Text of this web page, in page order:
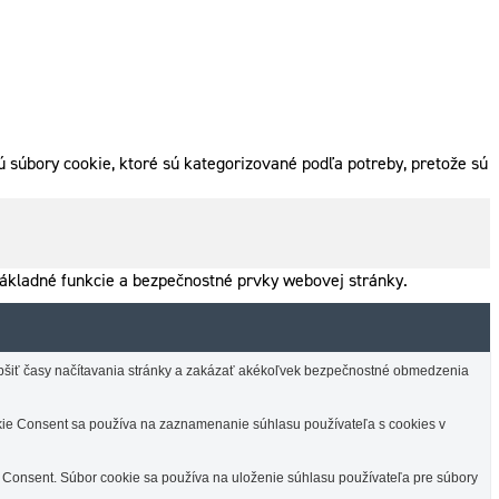
cookie, ktoré sú kategorizované podľa potreby, pretože sú
funkcie a bezpečnostné prvky webovej stránky.
časy načítavania stránky a zakázať akékoľvek bezpečnostné obmedzenia
Consent sa používa na zaznamenanie súhlasu používateľa s cookies v
Súbor cookie sa používa na uloženie súhlasu používateľa pre súbory